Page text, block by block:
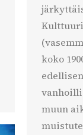
koko
muun